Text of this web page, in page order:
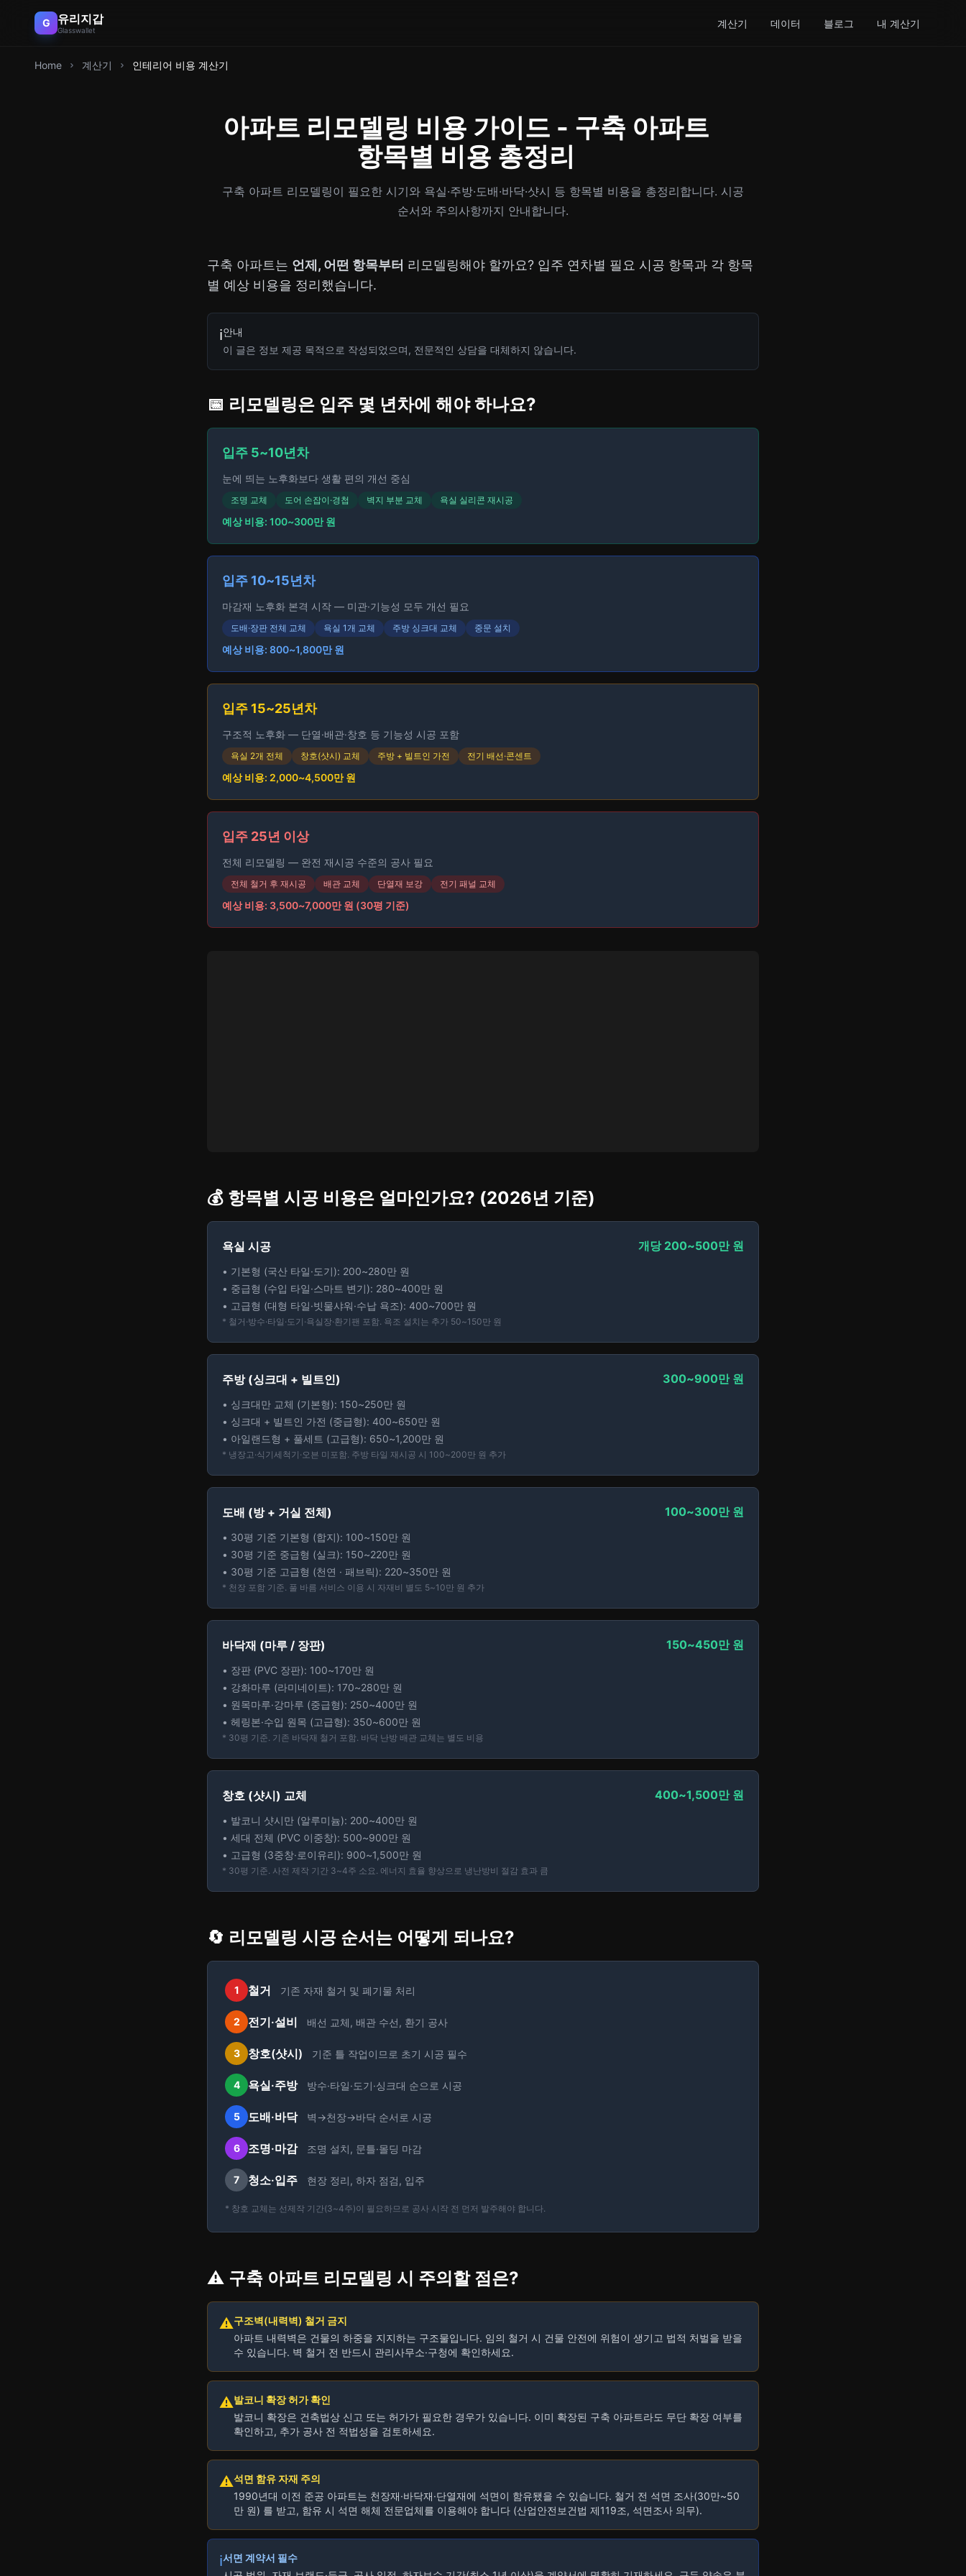
G 유리지갑
Glasswallet
계산기 데이터 블로그 내 계산기
Home 계산기 인테리어 비용 계산기
아파트 리모델링 비용 가이드 - 구축 아파트
항목별 비용 총정리
구축 아파트 리모델링이 필요한 시기와 욕실·주방·도배·바닥·샷시 등 항목별 비용을 총정리합니다. 시공
순서와 주의사항까지 안내합니다.
구축 아파트는 언제, 어떤 항목부터 리모델링해야 할까요? 입주 연차별 필요 시공 항목과 각 항목
별 예상 비용을 정리했습니다.
ℹ️안내
이 글은 정보 제공 목적으로 작성되었으며, 전문적인 상담을 대체하지 않습니다.
📅 리모델링은 입주 몇 년차에 해야 하나요?
입주 5~10년차
눈에 띄는 노후화보다 생활 편의 개선 중심
조명 교체 도어 손잡이·경첩 벽지 부분 교체 욕실 실리콘 재시공
예상 비용: 100~300만 원
입주 10~15년차
마감재 노후화 본격 시작 — 미관·기능성 모두 개선 필요
도배·장판 전체 교체 욕실 1개 교체 주방 싱크대 교체 중문 설치
예상 비용: 800~1,800만 원
입주 15~25년차
구조적 노후화 — 단열·배관·창호 등 기능성 시공 포함
욕실 2개 전체 창호(샷시) 교체 주방 + 빌트인 가전 전기 배선·콘센트
예상 비용: 2,000~4,500만 원
입주 25년 이상
전체 리모델링 — 완전 재시공 수준의 공사 필요
전체 철거 후 재시공 배관 교체 단열재 보강 전기 패널 교체
예상 비용: 3,500~7,000만 원 (30평 기준)
💰 항목별 시공 비용은 얼마인가요? (2026년 기준)
욕실 시공 개당 200~500만 원
• 기본형 (국산 타일·도기): 200~280만 원
• 중급형 (수입 타일·스마트 변기): 280~400만 원
• 고급형 (대형 타일·빗물샤워·수납 욕조): 400~700만 원
* 철거·방수·타일·도기·욕실장·환기팬 포함. 욕조 설치는 추가 50~150만 원
주방 (싱크대 + 빌트인) 300~900만 원
• 싱크대만 교체 (기본형): 150~250만 원
• 싱크대 + 빌트인 가전 (중급형): 400~650만 원
• 아일랜드형 + 풀세트 (고급형): 650~1,200만 원
* 냉장고·식기세척기·오븐 미포함. 주방 타일 재시공 시 100~200만 원 추가
도배 (방 + 거실 전체) 100~300만 원
• 30평 기준 기본형 (합지): 100~150만 원
• 30평 기준 중급형 (실크): 150~220만 원
• 30평 기준 고급형 (천연 · 패브릭): 220~350만 원
* 천장 포함 기준. 풀 바름 서비스 이용 시 자재비 별도 5~10만 원 추가
바닥재 (마루 / 장판) 150~450만 원
• 장판 (PVC 장판): 100~170만 원
• 강화마루 (라미네이트): 170~280만 원
• 원목마루·강마루 (중급형): 250~400만 원
• 헤링본·수입 원목 (고급형): 350~600만 원
* 30평 기준. 기존 바닥재 철거 포함. 바닥 난방 배관 교체는 별도 비용
창호 (샷시) 교체 400~1,500만 원
• 발코니 샷시만 (알루미늄): 200~400만 원
• 세대 전체 (PVC 이중창): 500~900만 원
• 고급형 (3중창·로이유리): 900~1,500만 원
* 30평 기준. 사전 제작 기간 3~4주 소요. 에너지 효율 향상으로 냉난방비 절감 효과 큼
🔄 리모델링 시공 순서는 어떻게 되나요?
1 철거 기존 자재 철거 및 폐기물 처리
2 전기·설비 배선 교체, 배관 수선, 환기 공사
3 창호(샷시) 기준 틀 작업이므로 초기 시공 필수
4 욕실·주방 방수·타일·도기·싱크대 순으로 시공
5 도배·바닥 벽→천장→바닥 순서로 시공
6 조명·마감 조명 설치, 문틀·몰딩 마감
7 청소·입주 현장 정리, 하자 점검, 입주
* 창호 교체는 선제작 기간(3~4주)이 필요하므로 공사 시작 전 먼저 발주해야 합니다.
⚠️ 구축 아파트 리모델링 시 주의할 점은?
⚠️구조벽(내력벽) 철거 금지
아파트 내력벽은 건물의 하중을 지지하는 구조물입니다. 임의 철거 시 건물 안전에 위험이 생기고 법적 처벌을 받을
수 있습니다. 벽 철거 전 반드시 관리사무소·구청에 확인하세요.
⚠️발코니 확장 허가 확인
발코니 확장은 건축법상 신고 또는 허가가 필요한 경우가 있습니다. 이미 확장된 구축 아파트라도 무단 확장 여부를
확인하고, 추가 공사 전 적법성을 검토하세요.
⚠️석면 함유 자재 주의
1990년대 이전 준공 아파트는 천장재·바닥재·단열재에 석면이 함유됐을 수 있습니다. 철거 전 석면 조사(30만~50
만 원) 를 받고, 함유 시 석면 해체 전문업체를 이용해야 합니다 (산업안전보건법 제119조, 석면조사 의무).
ℹ️서면 계약서 필수